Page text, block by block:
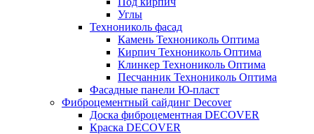
Углы
Технониколь фасад
Камень Технониколь Оптима
Кирпич Технониколь Оптима
Клинкер Технониколь Оптима
Песчанник Технониколь Оптима
Фасадные панели Ю-пласт
Фиброцементный сайдинг Decover
Доска фиброцементная DECOVER
Краска DECOVER